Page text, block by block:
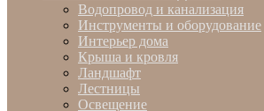
Водопровод и канализация
Инструменты и оборудование
Интерьер дома
Крыша и кровля
Ландшафт
Лестницы
Освещение